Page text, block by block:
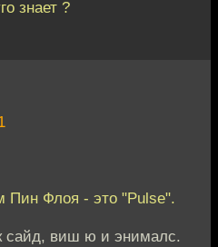
знает ?
Флоя - это "Pulse".
сайд, виш ю и энималс.